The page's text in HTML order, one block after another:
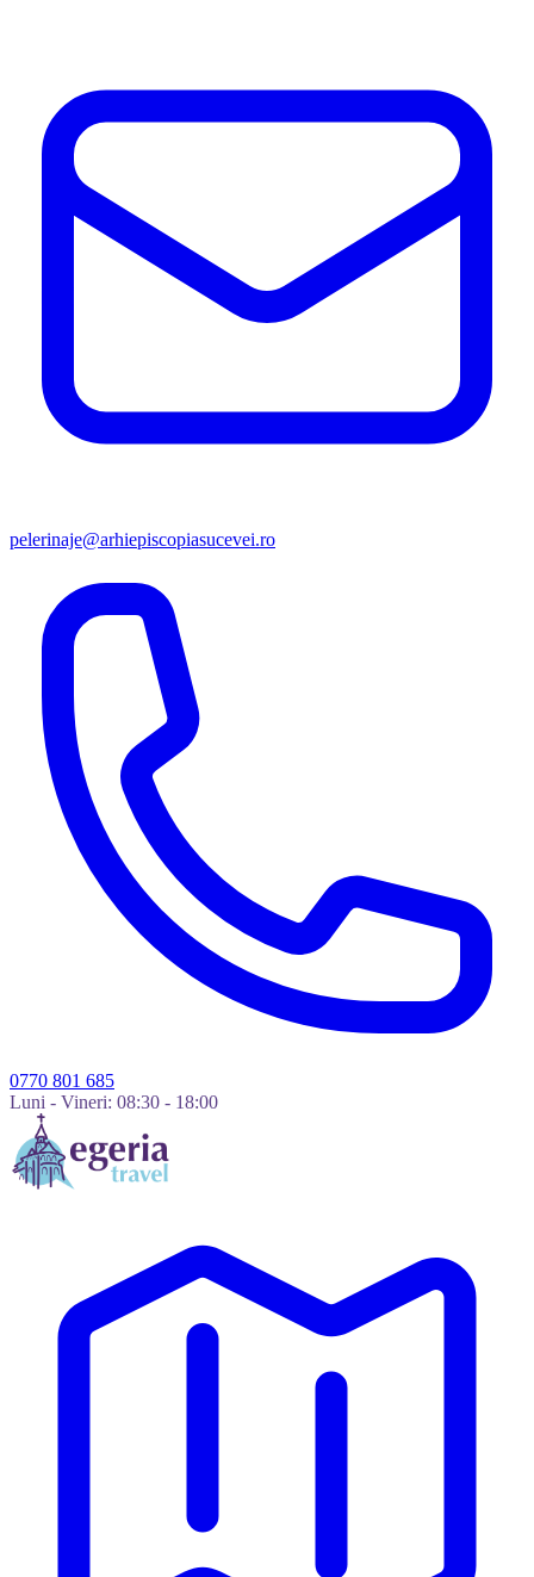
pelerinaje@arhiepiscopiasucevei.ro
0770 801 685
Luni - Vineri: 08:30 - 18:00